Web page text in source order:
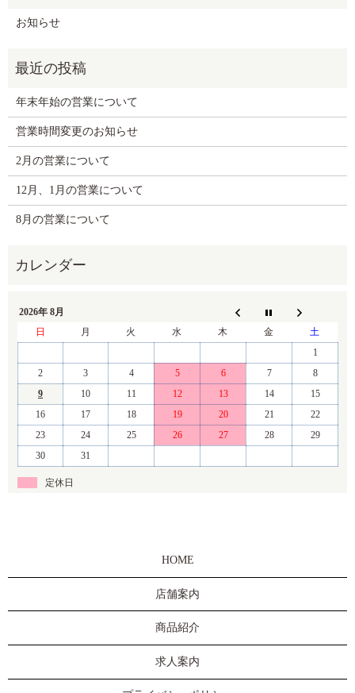
お知らせ
年末年始の営業について
営業時間変更のお知らせ
2月の営業について
12月、1月の営業について
8月の営業について
2026年 8月
日
月 火 水 木 金
土
1
2
3 4 5 6 7
8
9
10 11 12 13 14
15
16
17 18 19 20 21
22
23
24 25 26 27 28
29
30
31
定休日
HOME
店舗案内
商品紹介
求人案内